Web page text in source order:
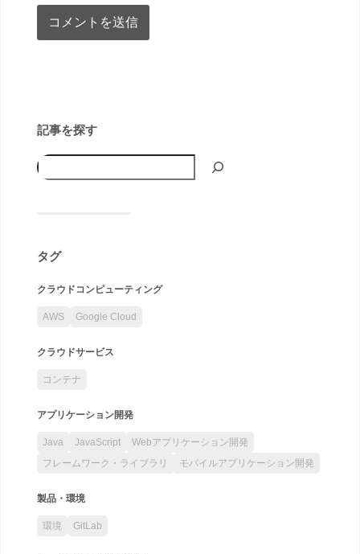
記事を探す
タグ
クラウドコンピューティング
AWS Google Cloud
クラウドサービス
コンテナ
アプリケーション開発
Java JavaScript
Webアプリケーション開発
フレームワーク・ライブラリ
モバイルアプリケーション開発
製品・環境
環境 GitLab